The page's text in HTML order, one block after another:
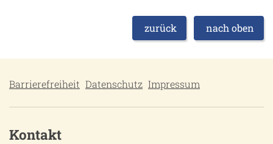
zurück nach oben
Barrierefreiheit Datenschutz Impressum
Kontakt